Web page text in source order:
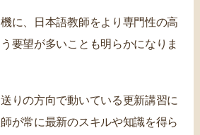
に、日本語教師をより専門性の高
要望が多いことも明らかになりま
りの方向で動いている更新講習に
が常に最新のスキルや知識を得ら